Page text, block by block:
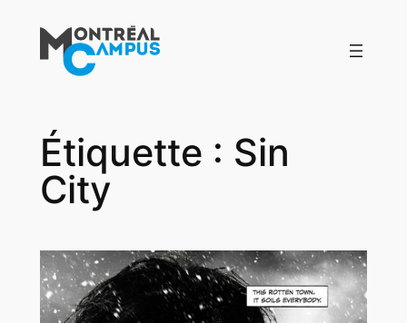
contenu
Étiquette : Sin
City